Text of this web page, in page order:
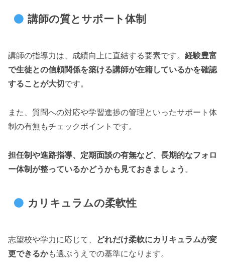
講師の質とサポート体制
講師の指導力は、成績向上に直結する要素です。 経験豊富
で生徒との信頼関係を築ける講師が在籍しているかを確認
することが大切です。
また、質問への対応や学習進捗の管理といったサポート体
制の有無もチェックポイントです。
担任制や進路指導、定期面談の有無など、長期的なフォロ
ー体制が整っているかどうかも見ておきましょう 。
カリキュラムの柔軟性
志望校や学力に応じて、 どれだけ柔軟にカリキュラムが変
更できるかも選ぶうえでの基準になります。